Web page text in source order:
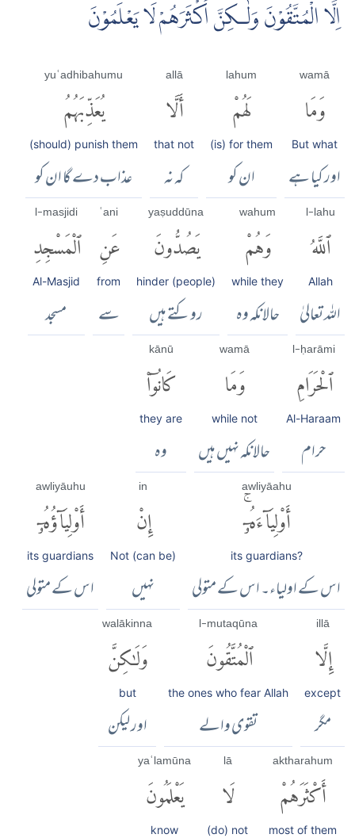
اِلَّا الْمُتَّقُوْنَ وَلٰـكِنَّ اَكْثَرَهُمْ لَا يَعْلَمُوْنَ
wamā
وَمَا
But what
اور کیا ہے
lahum
لَهُمْ
(is) for them
ان کو
allā
أَلَّا
that not
کہ نہ
yuʿadhibahumu
يُعَذِّبَهُمُ
(should) punish them
عذاب دے گا ان کو
l-lahu
ٱللَّهُ
Allah
اللہ تعالیٰ
wahum
وَهُمْ
while they
حالانکہ وہ
yaṣuddūna
يَصُدُّونَ
hinder (people)
روکتے ہیں
ʿani
عَنِ
from
سے
l-masjidi
ٱلْمَسْجِدِ
Al-Masjid
مسجد
l-ḥarāmi
ٱلْحَرَامِ
Al-Haraam
حرام
wamā
وَمَا
while not
حالانکہ نہیں ہیں
kānū
كَانُوٓا۟
they are
وہ
awliyāahu
أَوْلِيَآءَهُۥٓۚ
its guardians?
اس کے اولیاء۔ اس کے متولی
in
إِنْ
Not (can be)
نہیں
awliyāuhu
أَوْلِيَآؤُهُۥٓ
its guardians
اس کے متولی
illā
إِلَّا
except
مگر
l-mutaqūna
ٱلْمُتَّقُونَ
the ones who fear Allah
تقوی والے
walākinna
وَلَٰكِنَّ
but
اور لیکن
aktharahum
أَكْثَرَهُمْ
most of them
lā
لَا
(do) not
yaʿlamūna
يَعْلَمُونَ
know